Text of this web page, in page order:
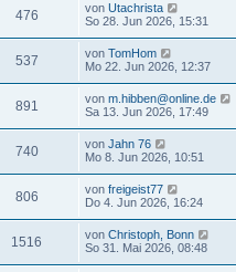
476 von Utachrista
So 28. Jun 2026, 15:31
537 von TomHom
Mo 22. Jun 2026, 12:37
891 von m.hibben@online.de
Sa 13. Jun 2026, 17:49
740 von Jahn 76
Mo 8. Jun 2026, 10:51
806 von freigeist77
Do 4. Jun 2026, 16:24
1516 von Christoph, Bonn
So 31. Mai 2026, 08:48